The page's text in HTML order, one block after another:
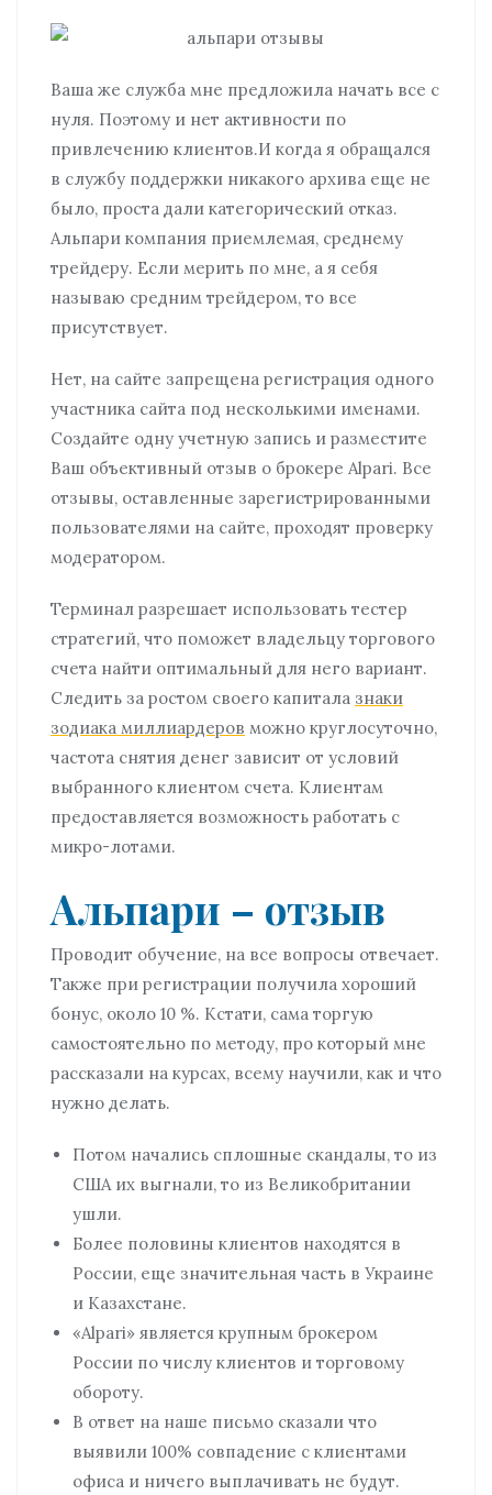
Ваша же служба мне предложила начать все с
нуля. Поэтому и нет активности по
привлечению клиентов.И когда я обращался
в службу поддержки никакого архива еще не
было, проста дали категорический отказ.
Альпари компания приемлемая, среднему
трейдеру. Если мерить по мне, а я себя
называю средним трейдером, то все
присутствует.
Нет, на сайте запрещена регистрация одного
участника сайта под несколькими именами.
Создайте одну учетную запись и разместите
Ваш объективный отзыв о брокере Alpari. Все
отзывы, оставленные зарегистрированными
пользователями на сайте, проходят проверку
модератором.
Терминал разрешает использовать тестер
стратегий, что поможет владельцу торгового
счета найти оптимальный для него вариант.
Следить за ростом своего капитала знаки
зодиака миллиардеров можно круглосуточно,
частота снятия денег зависит от условий
выбранного клиентом счета. Клиентам
предоставляется возможность работать с
микро-лотами.
Альпари – отзыв
Проводит обучение, на все вопросы отвечает.
Также при регистрации получила хороший
бонус, около 10 %. Кстати, сама торгую
самостоятельно по методу, про который мне
рассказали на курсах, всему научили, как и что
нужно делать.
Потом начались сплошные скандалы, то из
США их выгнали, то из Великобритании
ушли.
Более половины клиентов находятся в
России, еще значительная часть в Украине
и Казахстане.
«Alpari» является крупным брокером
России по числу клиентов и торговому
обороту.
В ответ на наше письмо сказали что
выявили 100% совпадение с клиентами
офиса и ничего выплачивать не будут.